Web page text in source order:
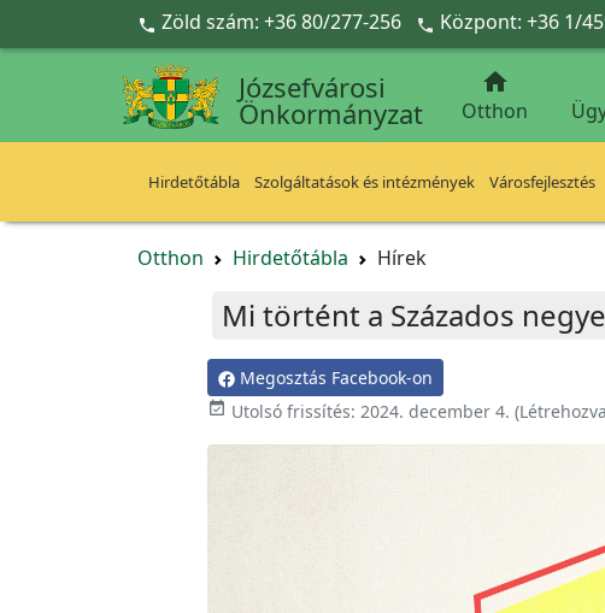
Ugrás a fő tartalomra
 Zöld szám: +36 80/277-256  Központ: +36 1/
Józsefvárosi
Önkormányzat

Otthon
Hirdetőtábla Szolgáltatások és intézmények Városfejlesztés
Otthon Hirdetőtábla Hírek
Mi történt a Százados
Megosztás Facebook-on
 Utolsó frissítés: 2024. december 4.